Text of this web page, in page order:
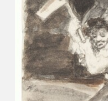
EXPOSICIONES
ACTIVIDADES
ACTUALIDAD